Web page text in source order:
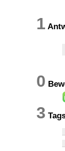
1
0
3